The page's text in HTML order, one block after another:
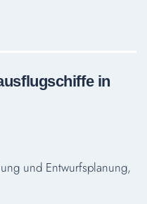
in
und Entwurfsplanung,